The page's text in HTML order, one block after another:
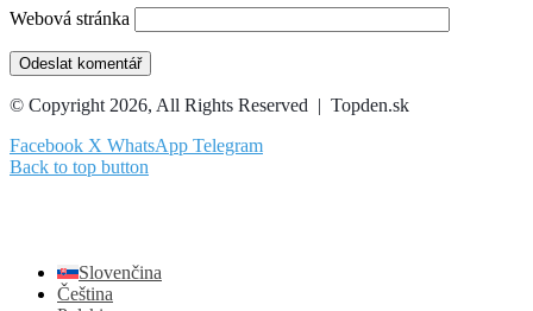
Webová stránka
© Copyright 2026, All Rights Reserved | Topden.sk
Facebook X WhatsApp Telegram
Back to top button
Slovenčina
Čeština